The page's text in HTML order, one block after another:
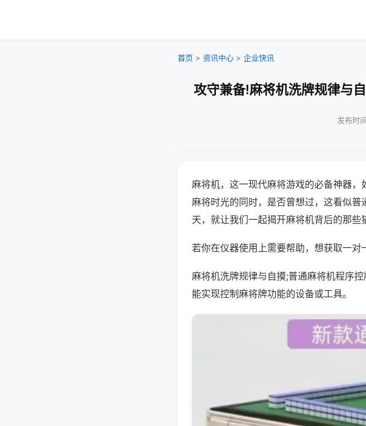
首页 > 资讯中心 > 企业快讯
攻守兼备!麻将机洗牌规律与
发布时
麻将机，这一现代麻将游戏的必备神器
麻将时光的同时，是否曾想过，这看似
天，就让我们一起揭开麻将机背后的那些
若你在仪器使用上需要帮助，想获取一
麻将机洗牌规律与自摸;普通麻将机程序
能实现控制麻将牌功能的设备或工具。